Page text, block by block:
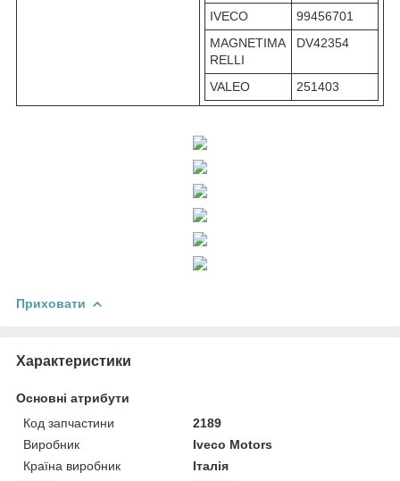
IVECO
99456701
MAGNETIMA
RELLI
DV42354
VALEO 251403
Приховати
Характеристики
Основні атрибути
Код запчастини
2189
Виробник
Iveco Motors
Країна виробник
Італія